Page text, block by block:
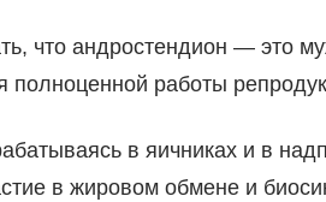
что андростендион — это
полноценной работы
в яичниках и в
в жировом обмене и